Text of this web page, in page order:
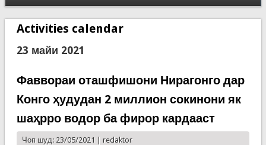
Activities calendar
23 майи 2021
Фаввораи оташфишони Нирагонго дар
Конго ҳудудан 2 миллион сокинони як
шаҳрро водор ба фирор кардааст
Чоп шуд: 23/05/2021 | redaktor